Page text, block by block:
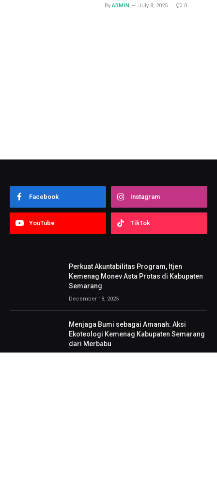
By ADMIN July 8, 2025 0
Facebook Instagram
YouTube TikTok
Perkuat Akuntabilitas Program, Itjen
Kemenag Monev Asta Protas di Kabupaten
Semarang
December 18, 2025
Menjaga Bumi sebagai Amanah: Aksi
Ekoteologi Kemenag Kabupaten Semarang
dari Merbabu